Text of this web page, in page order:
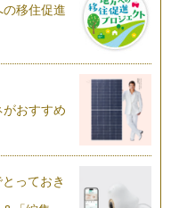
ている時に言っ…
予告していましたが、こ
…
インタビューしてみまし
んと夏休みの計画は立
…
移住促進
おすすめ
っておき